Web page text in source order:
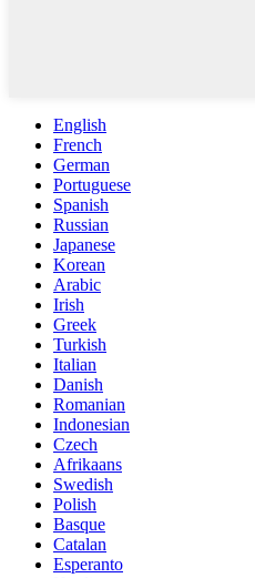
English
French
German
Portuguese
Spanish
Russian
Japanese
Korean
Arabic
Irish
Greek
Turkish
Italian
Danish
Romanian
Indonesian
Czech
Afrikaans
Swedish
Polish
Basque
Catalan
Esperanto